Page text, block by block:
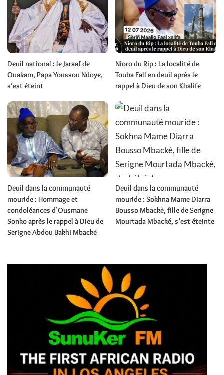
Deuil national : le Jaraaf de
Ouakam, Papa Youssou Ndoye,
s’est éteint
Nioro du Rip : La localité de
Touba Fall en deuil après le
rappel à Dieu de son Khalife
Deuil dans la communauté
mouride : Hommage et
condoléances d’Ousmane
Sonko après le rappel à Dieu de
Serigne Abdou Bakhi Mbacké
Deuil dans la communauté
mouride : Sokhna Mame Diarra
Bousso Mbacké, fille de Serigne
Mourtada Mbacké, s’est éteinte